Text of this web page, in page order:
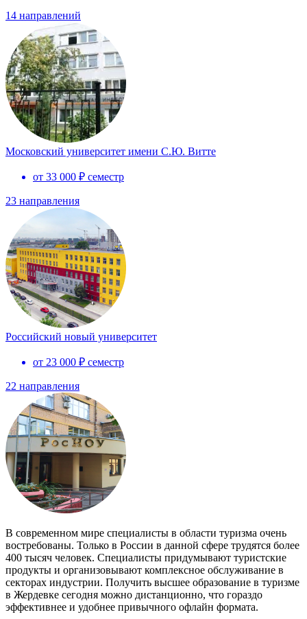
14 направлений
Московский университет имени С.Ю. Витте
от 33 000 ₽ семестр
23 направления
Российский новый университет
от 23 000 ₽ семестр
22 направления
В современном мире специалисты в области туризма очень
востребованы. Только в России в данной сфере трудятся более
400 тысяч человек. Специалисты придумывают туристские
продукты и организовывают комплексное обслуживание в
секторах индустрии. Получить высшее образование в туризме
в Жердевке сегодня можно дистанционно, что гораздо
эффективнее и удобнее привычного офлайн формата.